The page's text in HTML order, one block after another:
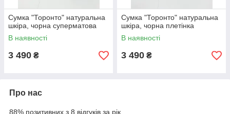
Сумка "Торонто" натуральна
шкіра, чорна суперматова
В наявності
3 490 ₴
Сумка "Торонто" натуральна
шкіра, чорна плетінка
В наявності
3 490 ₴
Про нас
88% позитивних з 8 відгуків за рік